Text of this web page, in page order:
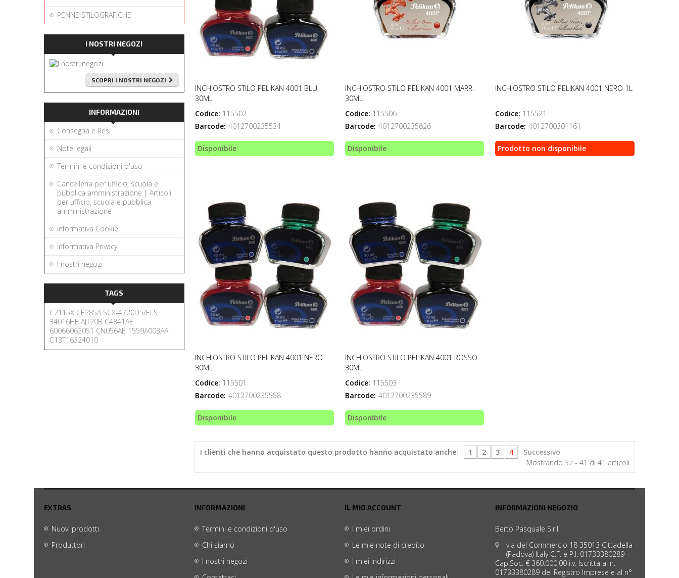
PENNE STILOGRAFICHE
I NOSTRI NEGOZI
SCOPRI I NOSTRI NEGOZI
INFORMAZIONI
Consegna e Resi
Note legali
Termini e condizioni d'uso
Cancelleria per ufficio, scuola e
pubblica amministrazione | Articoli
per ufficio, scuola e pubblica
amministrazione
Informativa Cookie
Informativa Privacy
I nostri negozi
TAGS
C7115X CE285A SCX-4720D5/ELS
34016HE AJT20B C4841AE
60066062051 CN056AE 1559A003AA
C13T16324010
INCHIOSTRO STILO PELIKAN 4001 BLU
30ML
Codice: 115502
Barcode: 4012700235534
Disponibile
INCHIOSTRO STILO PELIKAN 4001 MARR.
30ML
Codice: 115506
Barcode: 4012700235626
Disponibile
INCHIOSTRO STILO PELIKAN 4001 NERO 1L
Codice: 115521
Barcode: 4012700301161
Prodotto non disponibile
INCHIOSTRO STILO PELIKAN 4001 NERO
30ML
Codice: 115501
Barcode: 4012700235558
Disponibile
INCHIOSTRO STILO PELIKAN 4001 ROSSO
30ML
Codice: 115503
Barcode: 4012700235589
Disponibile
I clienti che hanno acquistato questo prodotto hanno acquistato anche: 1 2 3 4
Successivo
Mostrando 37 - 41 di 41 articoli
EXTRAS
Nuovi prodotti
Produttori
INFORMAZIONI
Termini e condizioni d'uso
Chi siamo
I nostri negozi
IL MIO ACCOUNT
I miei ordini
Le mie note di credito
I miei indirizzi
INFORMAZIONI NEGOZIO
Berto Pasquale S.r.l.
via del Commercio 18 35013 Cittadella
(Padova) Italy C.F. e P.I. 01733380289 -
Cap.Soc. € 360.000,00 i.v. Iscritta al n.
01733380289 del Registro Imprese e al n°